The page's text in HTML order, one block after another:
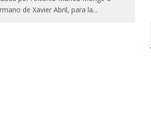
de Xavier Abril, para la...